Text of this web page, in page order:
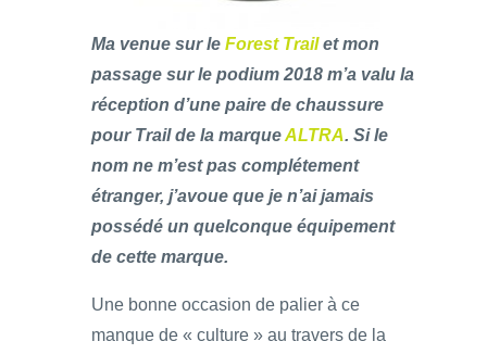
Ma venue sur le Forest Trailet mon
passage sur le podium 2018 m’a valu la
réception d’une paire de chaussure
pour Trail de la marqueALTRA. Si le
nom ne m’est pas complétement
étranger, j’avoue que je n’ai jamais
possédé un quelconque équipement
de cette marque.
Une bonne occasion de palier à ce
manque de « culture » au travers de la